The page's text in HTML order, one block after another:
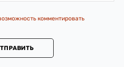
комментировать